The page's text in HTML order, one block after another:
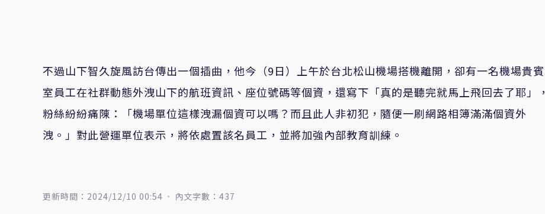
不過山下智久旋風訪台傳出一個插曲，他今（9日）上午於台北松山機場搭機離開，卻有一名機場貴賓
室員工在社群動態外洩山下的航班資訊、座位號碼等個資，還寫下「真的是聽完就馬上飛回去了耶」，
粉絲紛紛痛陳：「機場單位這樣洩漏個資可以嗎？而且此人非初犯，隨便一刷網路相簿滿滿個資外
洩。」對此營運單位表示，將依處置該名員工，並將加強內部教育訓練。
更新時間：2024/12/10 00:54 內文字數：437